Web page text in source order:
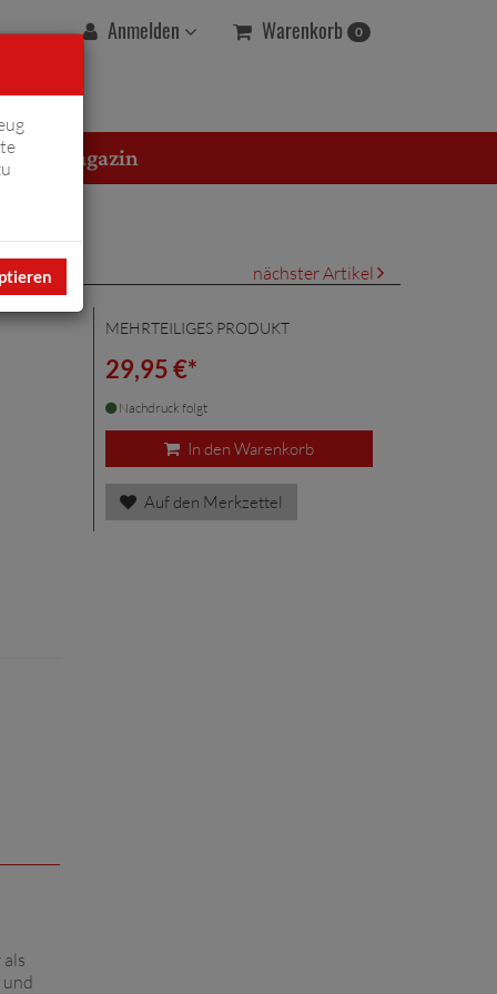
Anmelden Warenkorb 0
Magazin
nächster Artikel
MEHRTEILIGES PRODUKT
29,95 €*
Nachdruck folgt
In den Warenkorb
Auf den Merkzettel